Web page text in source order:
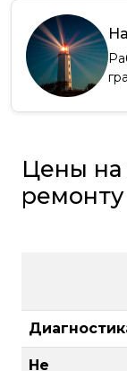
Цены на
ремонту
Не